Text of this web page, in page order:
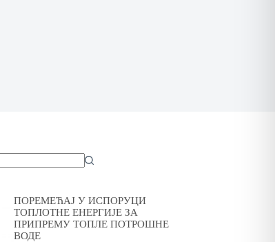
ПОРЕМЕЋАЈ У ИСПОРУЦИ
ТОПЛОТНЕ ЕНЕРГИЈЕ ЗА
ПРИПРЕМУ ТОПЛЕ ПОТРОШНЕ
ВОДЕ